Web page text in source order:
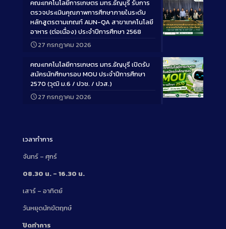
Long
คณะเทคโนโลยีการเกษตร มทร.ธัญบุรี รับการ
ตรวจประเมินคุณภาพการศึกษาภายในระดับ
หลักสูตรตามเกณฑ์ AUN-QA สาขาเทคโนโลยี
อาหาร (ต่อเนื่อง) ประจำปีการศึกษา 2568
27 กรกฎาคม 2026
Long
คณะเทคโนโลยีการเกษตร มทร.ธัญบุรี เปิดรับ
สมัครนักศึกษารอบ MOU ประจำปีการศึกษา
2570 (วุฒิ ม.6 / ปวช. / ปวส.)
27 กรกฎาคม 2026
เวลาทำการ
จันทร์ – ศุกร์
08.30 น. – 16.30 น.
เสาร์ – อาทิตย์
วันหยุดนักขัตฤกษ์
ปิดทำการ